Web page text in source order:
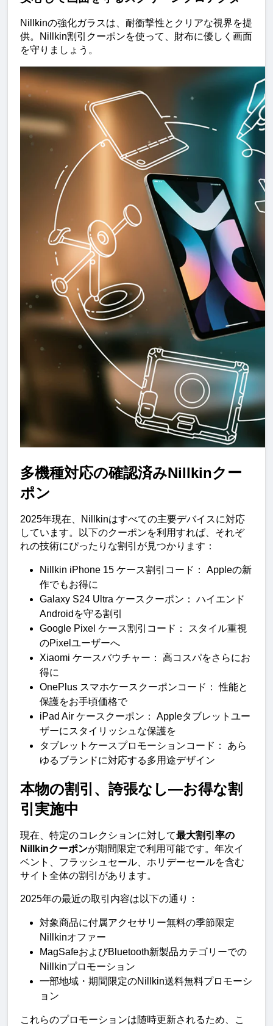
Nillkinの強化ガラスは、耐衝撃性とクリアな視界を提
供。Nillkin割引クーポンを使って、財布に優しく画面
を守りましょう。
多機種対応の確認済みNillkinクー
ポン
2025年現在、Nillkinはすべての主要デバイスに対応
しています。以下のクーポンを利用すれば、それぞ
れの技術にぴったりな割引が見つかります：
Nillkin iPhone 15 ケース割引コード： Appleの新
作でもお得に
Galaxy S24 Ultra ケースクーポン： ハイエンド
Androidを守る割引
Google Pixel ケース割引コード： スタイル重視
のPixelユーザーへ
Xiaomi ケースバウチャー： 高コスパをさらにお
得に
OnePlus スマホケースクーポンコード： 性能と
保護をお手頃価格で
iPad Air ケースクーポン： Appleタブレットユー
ザーにスタイリッシュな保護を
タブレットケースプロモーションコード： あら
ゆるブランドに対応する多用途デザイン
本物の割引、誇張なし—お得な割
引実施中
現在、特定のコレクションに対して最大割引率の
Nillkinクーポンが期間限定で利用可能です。年次イ
ベント、フラッシュセール、ホリデーセールを含む
サイト全体の割引があります。
2025年の最近の取引内容は以下の通り：
対象商品に付属アクセサリー無料の季節限定
Nillkinオファー
MagSafeおよびBluetooth新製品カテゴリーでの
Nillkinプロモーション
一部地域・期間限定のNillkin送料無料プロモーシ
ョン
これらのプロモーションは随時更新されるため、こ